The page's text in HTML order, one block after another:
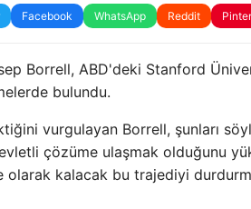
Facebook WhatsApp Reddit
Borrell, ABD'deki Stanford
bulundu.
vurgulayan Borrell, şunları
çözüme ulaşmak olduğunu
olarak kalacak bu trajediyi